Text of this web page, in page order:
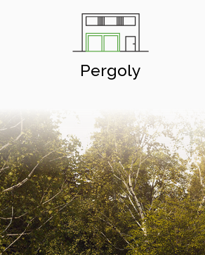
Pergoly